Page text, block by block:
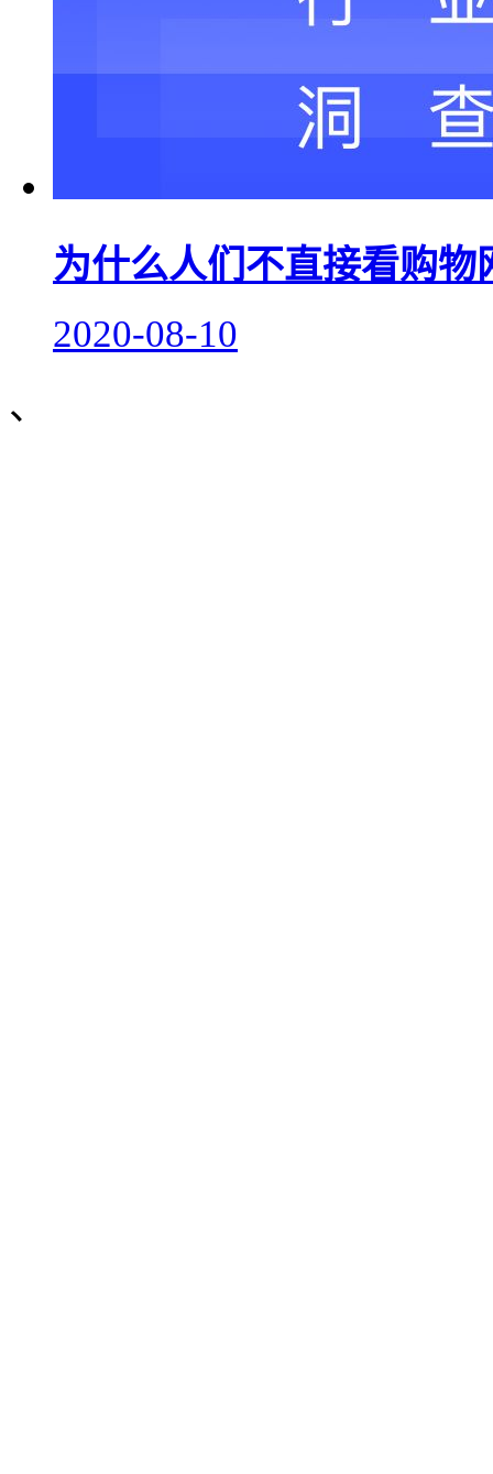
为什么人们不直接看购
2020-08-10
、